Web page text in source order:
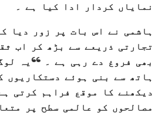
نمایاں کردار ادا کیا ہے ۔
ہاشمی نے اس بات پر زور دیا
تجارتی ذریعے سے بڑھ کر اب
بھی فروغ دے رہی ہے ۔ “یہ
ہاتھ سے بنی ہوئے دستکاریوں
دیکھنے کا موقع فراہم کرتی
مصالحوں کو عالمی سطح پر